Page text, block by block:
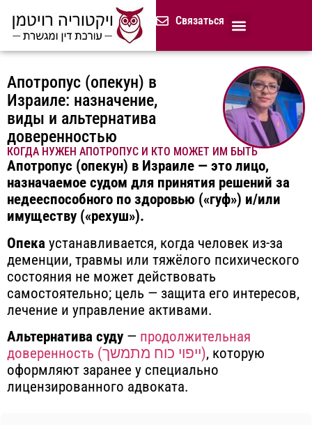
Связаться
Апотропус (опекун) в
Израиле: назначение,
виды и альтернатива
доверенностью
КОГДА НУЖЕН АПОТРОПУС И КТО МОЖЕТ ИМ БЫТЬ
Апотропус (опекун) в Израиле — это лицо,
назначаемое судом для принятия решений за
недееспособного по здоровью («гуф») и/или
имуществу («рехуш»).
Опека устанавливается, когда человек из-за
деменции, травмы или тяжёлого психического
состояния не может действовать
самостоятельно; цель — защита его интересов,
лечение и управление активами.
Альтернатива суду — продолжительная
доверенность (ייפוי כוח מתמשך), которую
оформляют заранее у специально
лицензированного адвоката.